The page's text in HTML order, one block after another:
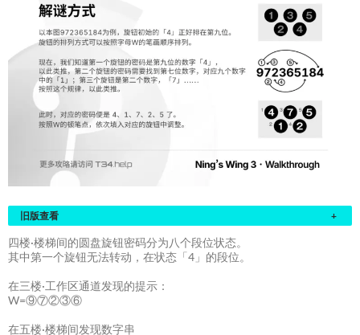
旧版查看 +
四楼·楼梯间的圆盘旋钮密码分为八个段位状态。
其中第一个旋钮无法转动，在状态「4」的段位。
在三楼·工作区通道发现的提示：
W=⑨⑦②③⑥
在五楼·楼梯间发现数字串